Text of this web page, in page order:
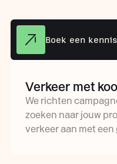
Boek een
Verkeer met
We richten
zoeken naar jouw
verkeer aan met